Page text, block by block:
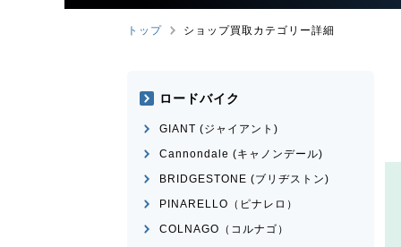
トップ ショップ買取カテゴリー詳細
ロードバイク
GIANT (ジャイアント)
Cannondale (キャノンデール)
BRIDGESTONE (ブリヂストン)
PINARELLO（ピナレロ）
COLNAGO（コルナゴ）